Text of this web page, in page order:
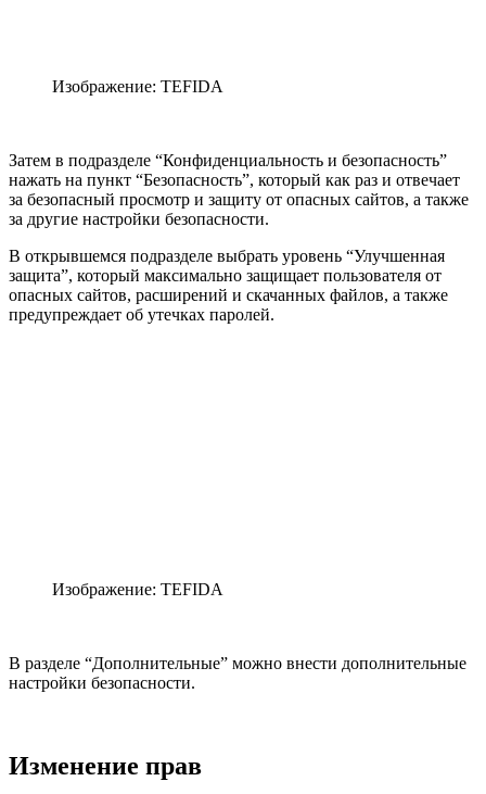
Изображение: TEFIDA
Затем в подразделе “Конфиденциальность и безопасность”
нажать на пункт “Безопасность”, который как раз и отвечает
за безопасный просмотр и защиту от опасных сайтов, а также
за другие настройки безопасности.
В открывшемся подразделе выбрать уровень “Улучшенная
защита”, который максимально защищает пользователя от
опасных сайтов, расширений и скачанных файлов, а также
предупреждает об утечках паролей.
Изображение: TEFIDA
В разделе “Дополнительные” можно внести дополнительные
настройки безопасности.
Изменение прав